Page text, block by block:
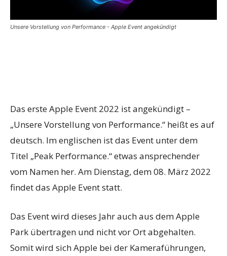
Unsere Vorstellung von Performance - Apple Event angekündigt
Das erste Apple Event 2022 ist angekündigt –
„Unsere Vorstellung von Performance.“ heißt es auf
deutsch. Im englischen ist das Event unter dem
Titel „Peak Performance.“ etwas ansprechender
vom Namen her. Am Dienstag, dem 08. März 2022
findet das Apple Event statt.
Das Event wird dieses Jahr auch aus dem Apple
Park übertragen und nicht vor Ort abgehalten.
Somit wird sich Apple bei der Kameraführungen,